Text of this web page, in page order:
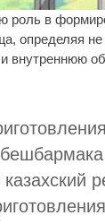
роль в
определяя
внутреннюю